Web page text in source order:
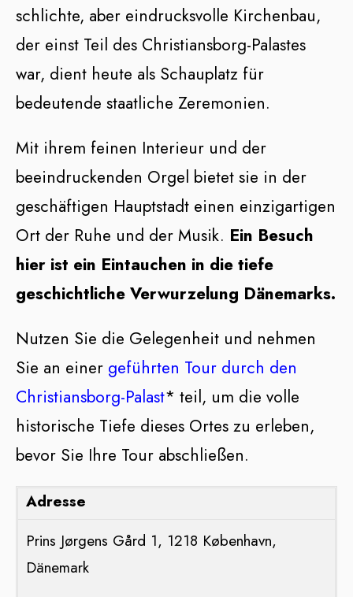
schlichte, aber eindrucksvolle Kirchenbau,
der einst Teil des Christiansborg-Palastes
war, dient heute als Schauplatz für
bedeutende staatliche Zeremonien.
Mit ihrem feinen Interieur und der
beeindruckenden Orgel bietet sie in der
geschäftigen Hauptstadt einen einzigartigen
Ort der Ruhe und der Musik. Ein Besuch
hier ist ein Eintauchen in die tiefe
geschichtliche Verwurzelung Dänemarks.
Nutzen Sie die Gelegenheit und nehmen
Sie an einer geführten Tour durch den
Christiansborg-Palast* teil, um die volle
historische Tiefe dieses Ortes zu erleben,
bevor Sie Ihre Tour abschließen.
Adresse
Prins Jørgens Gård 1, 1218 København,
Dänemark